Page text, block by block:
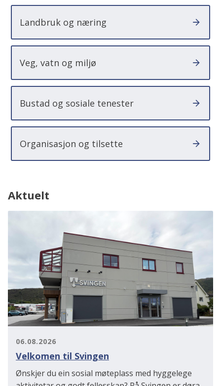
Landbruk og næring
Veg, vatn og miljø
Bustad og sosiale tenester
Organisasjon og tilsette
Aktuelt
06.08.2026
Velkomen til Svingen
Ønskjer du ein sosial møteplass med hyggelege